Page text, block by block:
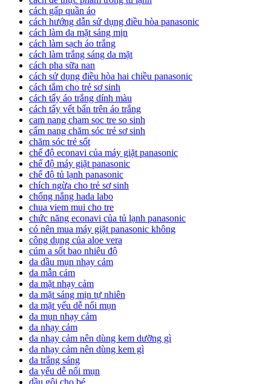
cách gấp quần áo
cách hướng dẫn sử dụng điều hòa panasonic
cách làm da mặt sáng mịn
cách làm sạch áo trắng
cách làm trắng sáng da mặt
cách pha sữa nan
cách sử dụng điều hòa hai chiều panasonic
cách tắm cho trẻ sơ sinh
cách tẩy áo trắng dính màu
cách tẩy vết bẩn trên áo trắng
cam nang cham soc tre so sinh
cẩm nang chăm sóc trẻ sơ sinh
chăm sóc trẻ sốt
chế độ econavi của máy giặt panasonic
chế độ máy giặt panasonic
chế độ tủ lạnh panasonic
chích ngừa cho trẻ sơ sinh
chống nắng hada labo
chua viem mui cho tre
chức năng econavi của tủ lạnh panasonic
có nên mua máy giặt panasonic không
công dụng của aloe vera
cúm a sốt bao nhiêu độ
da dầu mụn nhạy cảm
da mẫn cảm
da mặt nhạy cảm
da mặt sáng mịn tự nhiên
da mặt yếu dễ nổi mụn
da mụn nhạy cảm
da nhạy cảm
da nhạy cảm nên dùng kem dưỡng gì
da nhạy cảm nên dùng kem gì
da trắng sáng
da yếu dễ nổi mụn
dầu gội cho bé